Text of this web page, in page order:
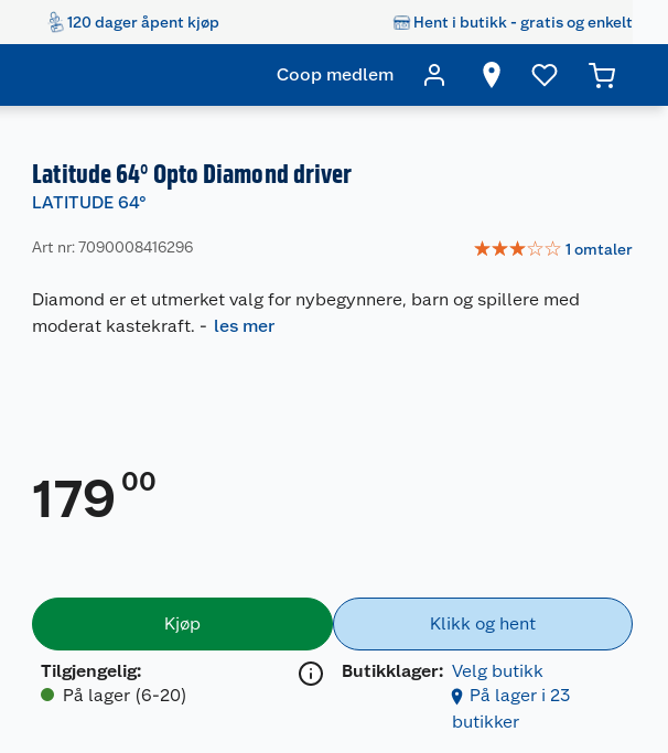
120 dager åpent kjøp Hent i butikk - gratis og enkelt
Coop medlem
Latitude 64° Opto Diamond driver
LATITUDE 64°
Art nr: 7090008416296 ☆☆☆☆☆ 1 omtaler
Diamond er et utmerket valg for nybegynnere, barn og spillere med
moderat kastekraft. - les mer
179 00
Kjøp
Tilgjengelig:
På lager (6-20)
Klikk og hent
Butikklager: Velg butikk
På lager i 23
butikker